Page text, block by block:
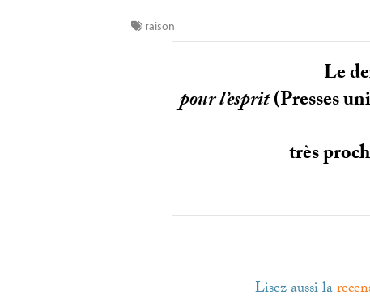
raison
Le
pour l’esprit(Presses
très
Lisez aussi la